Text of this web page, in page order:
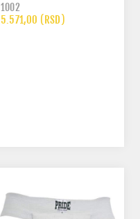
1002
5.571,00 (RSD)